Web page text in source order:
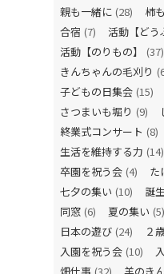
親も一緒に (28) 柿
合宿 (7) 活動【どう
活動【のりもの】
(37)
きんちゃんの毛刈り
子どもの日集会 (15)
さつまいも堀り (9)
終業式コンサート (8)
生活を維持する力 (14)
卒園を祝う会 (4) た
七夕の集い (10) 誕
同窓 (6) 夏の集い (5)
日本の遊び (24) ２
入園を祝う会 (10)